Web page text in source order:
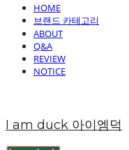
HOME
브랜드 카테고리
ABOUT
Q&A
REVIEW
NOTICE
I am duck 아이엠덕